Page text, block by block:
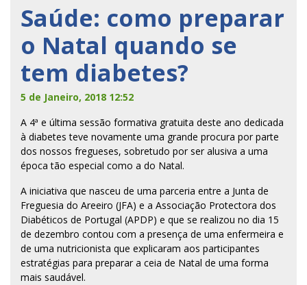
Saúde: como preparar
o Natal quando se
tem diabetes?
5 de Janeiro, 2018 12:52
A 4ª e última sessão formativa gratuita deste ano dedicada
à diabetes teve novamente uma grande procura por parte
dos nossos fregueses, sobretudo por ser alusiva a uma
época tão especial como a do Natal.
A iniciativa que nasceu de uma parceria entre a Junta de
Freguesia do Areeiro (JFA) e a Associação Protectora dos
Diabéticos de Portugal (APDP) e que se realizou no dia 15
de dezembro contou com a presença de uma enfermeira e
de uma nutricionista que explicaram aos participantes
estratégias para preparar a ceia de Natal de uma forma
mais saudável.